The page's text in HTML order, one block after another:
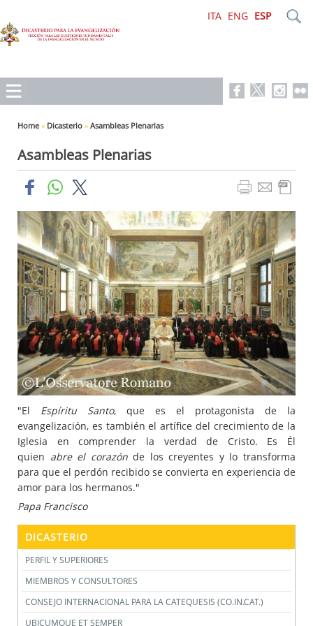
ITA ENG ESP
Home » Dicasterio » Asambleas Plenarias
Asambleas Plenarias
"El Espíritu Santo, que es el protagonista de la
evangelización, es también el artífice del crecimiento de la
Iglesia en comprender la verdad de Cristo. Es Él
quien abre el corazónde los creyentes y lo transforma
para que el perdón recibido se convierta en experiencia de
amor para los hermanos."
Papa Francisco
DICASTERIO
PERFIL Y SUPERIORES
MIEMBROS Y CONSULTORES
CONSEJO INTERNACIONAL PARA LA CATEQUESIS (CO.IN.CAT.)
UBICUMQUE ET SEMPER